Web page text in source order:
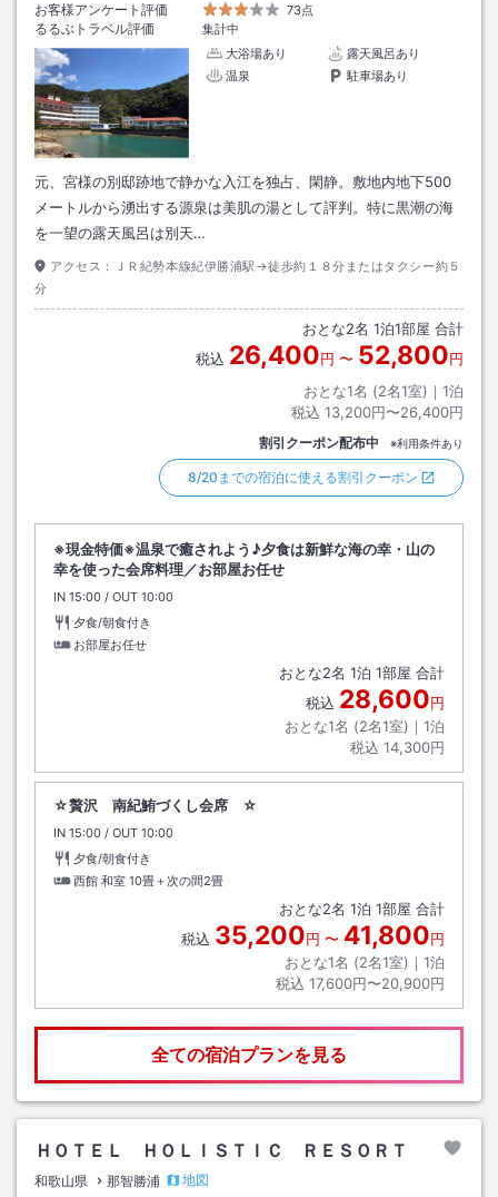
お客様アンケート評価
73点
るるぶトラベル評価
集計中
大浴場あり
露天風呂あり
温泉
駐車場あり
元、宮様の別邸跡地で静かな入江を独占、閑静。敷地内地下500
メートルから湧出する源泉は美肌の湯として評判。特に黒潮の海
を一望の露天風呂は別天…
アクセス：
ＪＲ紀勢本線紀伊勝浦駅→徒歩約１８分またはタクシー約５
分
おとな2名 1泊1部屋 合計
税込 26,400円 〜 52,800円
おとな1名 (2名1室)｜ 1泊
税込 13,200円〜26,400円
割引クーポン配布中 ※利用条件あり
8/20までの宿泊に使える割引クーポン
※現金特価※温泉で癒されよう♪夕食は新鮮な海の幸・山の
幸を使った会席料理／お部屋お任せ
IN チェックイン
15:00 / OUT チェックアウト
10:00
夕食/朝食付き
お部屋お任せ
おとな2名 1泊 1部屋 合計
税込 28,600円
おとな1名 (2名1室)｜ 1泊
税込 14,300円
☆贅沢 南紀鮪づくし会席 ☆
IN チェックイン
15:00 / OUT チェックアウト
10:00
夕食/朝食付き
西館 和室 10畳＋次の間2畳
おとな2名 1泊 1部屋 合計
税込 35,200円 〜 41,800円
おとな1名 (2名1室)｜ 1泊
税込 17,600円〜20,900円
全ての宿泊プランを見る
ＨＯＴＥＬ ＨＯＬＩＳＴＩＣ ＲＥＳＯＲＴ
和歌山県 那智勝浦 地図